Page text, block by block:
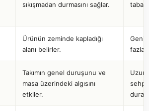
sıkışmadan durmasını sağlar.
Ürünün zeminde kapladığı
alanı belirler.
Geniş
fazla
Takımın genel duruşunu ve
masa üzerindeki algısını
etkiler.
Uzun